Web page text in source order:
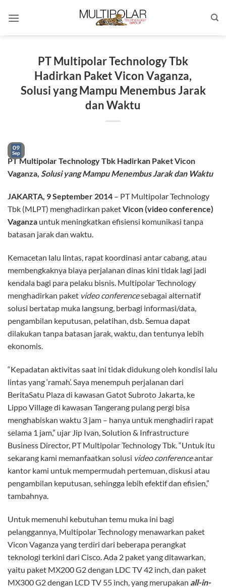
PT Multipolar Technology Tbk
Hadirkan Paket Vicon Vaganza,
Solusi yang Mampu Menembus Jarak
dan Waktu
09
Sep
PT Multipolar Technology Tbk Hadirkan Paket Vicon
Vaganza, Solusi yang Mampu Menembus Jarak dan Waktu
JAKARTA, 9 September 2014 – PT Multipolar Technology
Tbk (MLPT) menghadirkan paketVicon (video conference)
Vaganza untuk meningkatkan efisiensi komunikasi tanpa
batasan jarak dan waktu.
Kemacetan lalu lintas, rapat koordinasi antar cabang, atau
membengkaknya biaya perjalanan dinas kini tidak lagi jadi
kendala bagi para pelaku bisnis. Multipolar Technology
menghadirkan paket video conferencesebagai alternatif
solusi bertatap muka langsung, berbagi informasi/data,
pengambilan keputusan, pelatihan, dsb. Semua dapat
dilakukan tanpa batasan jarak, waktu, dan tentunya lebih
ekonomis.
“Kepadatan aktivitas saat ini tidak didukung oleh kondisi lalu
lintas yang ‘ramah’. Saya menempuh perjalanan dari
BeritaSatu Plaza di kawasan Gatot Subroto Jakarta, ke
Lippo Village di kawasan Tangerang pulang pergi bisa
menghabiskan waktu 3 jam – hanya untuk menghadiri rapat
selama 1 jam,” ujar Jip Ivan, Solution & Infrastructure
Business Director, PT Multipolar Technology Tbk. “Untuk itu
sekarang kami memanfaatkan solusi video conferenceantar
kantor kami untuk mempermudah pertemuan, diskusi atau
pengambilan keputusan, sehingga lebih efektif dan efisien,”
tambahnya.
Untuk memenuhi kebutuhan temu muka ini bagi
pelanggannya, Multipolar Technology menawarkan paket
Vicon Vaganza yang terdiri dari beberapa perangkat
teknologi terkini dari Cisco. Ada 2 paket yang ditawarkan,
yaitu paket MX200 G2 dengan LDC TV 42 inch, dan paket
MX300 G2 dengan LCD TV 55 inch, yang merupakan all-in-